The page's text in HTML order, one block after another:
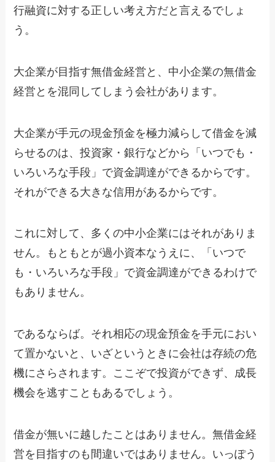
行融資に対する正しい考え方だと言えるでしょ
う。
大企業が目指す無借金経営と、中小企業の無借金
経営とを混同してしまう会社があります。
大企業が手元の現金預金を極力減らして借金を減
らせるのは、投資家・銀行などから「いつでも・
いろいろな手段」で資金調達ができるからです。
それができる大きな信用があるからです。
これに対して、多くの中小企業にはそれがありま
せん。もともとが過小資本なうえに、「いつで
も・いろいろな手段」で資金調達ができるわけで
もありません。
であるならば。それ相応の現金預金を手元におい
て置かないと、いざというときに会社は存続の危
機にさらされます。ここぞで投資ができず、成長
機会を逃すこともあるでしょう。
借金が無いに越したことはありません。無借金経
営を目指すのも間違いではありません。いっぽう